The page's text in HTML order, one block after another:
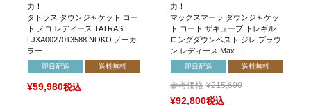
力！
タトラス ダウンジャケット コー
ト ノコ レディース TATRAS
LJXA0027013588 NOKO ノーカ
ラー …
即日配送 送料無料
¥59,980税込
力！
マックスマーラ ダウンジャケッ
ト コート ザキューブ トレギル
ロングダウンベスト ジレ ブラウ
ン レディース Max …
即日配送 送料無料
参考価格 ¥215,600
¥92,800税込